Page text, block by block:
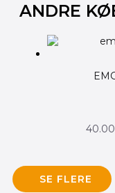
ANDRE
40.00
SE FLERE